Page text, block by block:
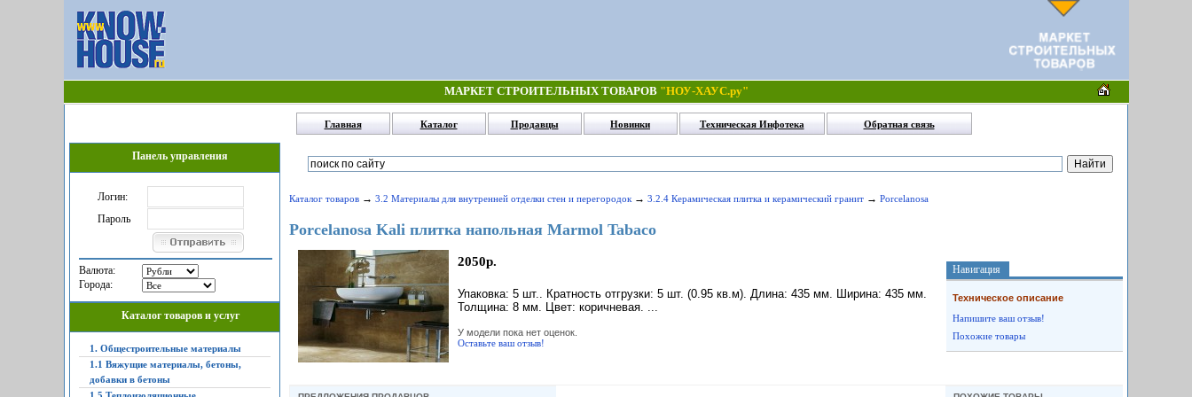
МАРКЕТ СТРОИТЕЛЬНЫХ ТОВАРОВ "НОУ-ХАУС.ру"
Главная Каталог Продавцы Новинки Техническая Инфотека Обратная связь
Панель управления
Логин:
Пароль
Валюта:
Города:
Каталог товаров и услуг
1. Общестроительные материалы
1.1 Вяжущие материалы, бетоны,
добавки в бетоны
Каталог товаров → 3.2 Материалы для внутренней отделки стен и перегородок→ 3.2.4 Керамическая плитка и керамический гранит → Porcelanosa
Porcelanosa Kali плитка напольная Marmol Tabaco
2050р.
Упаковка: 5 шт.. Кратность отгрузки: 5 шт. (0.95 кв.м). Длина: 435 мм. Ширина: 435 мм.
Толщина: 8 мм. Цвет: коричневая. ...
У модели пока нет оценок.
Оставьте ваш отзыв!
Навигация
Техническое описание
Напишите ваш отзыв!
Похожие товары